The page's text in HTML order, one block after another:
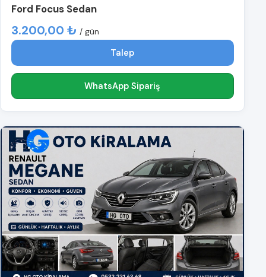
Ford Focus Sedan
3.200,00 ₺ / gün
Talep
WhatsApp Sipariş